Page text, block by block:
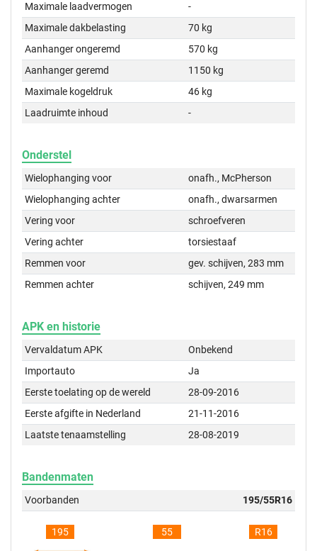
Maximale laadvermogen
-
Maximale dakbelasting
70 kg
Aanhanger ongeremd
570 kg
Aanhanger geremd
1150 kg
Maximale kogeldruk
46 kg
Laadruimte inhoud
-
Onderstel
Wielophanging voor
onafh., McPherson
Wielophanging achter
onafh., dwarsarmen
Vering voor
schroefveren
Vering achter
torsiestaaf
Remmen voor
gev. schijven, 283 mm
Remmen achter
schijven, 249 mm
APK en historie
Vervaldatum APK
Onbekend
Importauto
Ja
Eerste toelating op de wereld
28-09-2016
Eerste afgifte in Nederland
21-11-2016
Laatste tenaamstelling
28-08-2019
Bandenmaten
Voorbanden 195/55R16
195 55 R16